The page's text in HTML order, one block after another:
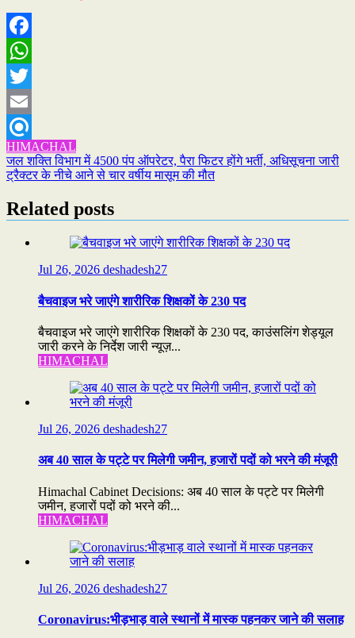
Facebook
WhatsApp
Twitter
Email
Refind
HIMACHAL
Post
navigation
जल शक्ति विभाग में 4500 पंप ऑपरेटर, पैरा फिटर होंगे भर्ती, अधिसूचना जारी
ट्रैक्टर के नीचे आने से चार वर्षीय मासूम की मौत
Related posts
Jul 26, 2026 deshadesh27
बैचवाइज भरे जाएंगे शारीरिक शिक्षकों के 230 पद
बैचवाइज भरे जाएंगे शारीरिक शिक्षकों के 230 पद, काउंसलिंग शेड्यूल
जारी करने के निर्देश जारी न्यूज़...
HIMACHAL
Jul 26, 2026 deshadesh27
अब 40 साल के पट्टे पर मिलेगी जमीन, हजारों पदों को भरने की मंजूरी
Himachal Cabinet Decisions: अब 40 साल के पट्टे पर मिलेगी
जमीन, हजारों पदों को भरने की...
HIMACHAL
Jul 26, 2026 deshadesh27
Coronavirus:भीड़भाड़ वाले स्थानों में मास्क पहनकर जाने की सलाह